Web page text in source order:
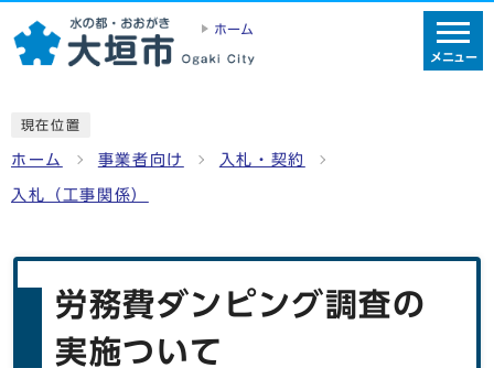
ホーム
メニュー
現在位置
ホーム 事業者向け 入札・契約
入札（工事関係）
労務費ダンピング調査の
実施ついて